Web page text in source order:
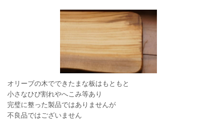
オリーブの木でできたまな板はもともと
小さなひび割れやへこみ等あり
完璧に整った製品ではありませんが
不良品ではございません